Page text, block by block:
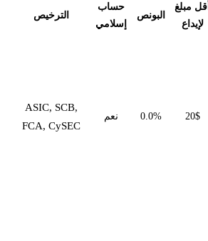
أقل مبلغ
لإيداع
البونص
حساب
إسلامي
الترخيص
20$
0.0% نعم
ASIC, SCB,
FCA, CySEC